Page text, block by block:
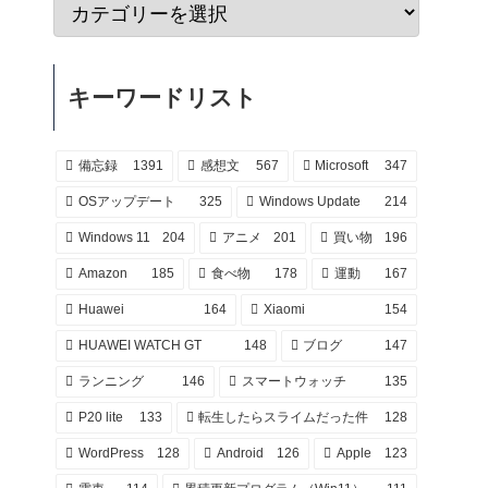
キーワードリスト
備忘録 1391 感想文 567 Microsoft 347
OSアップデート 325 Windows Update 214
Windows 11 204 アニメ 201 買い物 196
Amazon 185 食べ物 178 運動 167
Huawei 164 Xiaomi 154
HUAWEI WATCH GT 148 ブログ 147
ランニング 146 スマートウォッチ 135
P20 lite 133 転生したらスライムだった件 128
WordPress 128 Android 126 Apple 123